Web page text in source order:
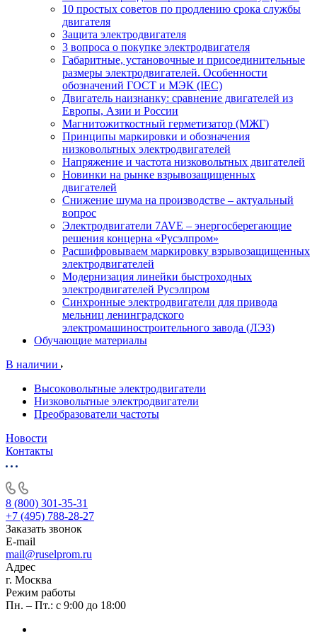
10 простых советов по продлению срока службы
двигателя
Защита электродвигателя
3 вопроса о покупке электродвигателя
Габаритные, установочные и присоединительные
размеры электродвигателей. Особенности
обозначений ГОСТ и МЭК (IEC)
Двигатель наизнанку: сравнение двигателей из
Европы, Азии и России
Магнитожиткостный герметизатор (МЖГ)
Принципы маркировки и обозначения
низковольтных электродвигателей
Напряжение и частота низковольтных двигателей
Новинки на рынке взрывозащищенных
двигателей
Снижение шума на производстве – актуальный
вопрос
Электродвигатели 7AVE – энергосберегающие
решения концерна «Русэлпром»
Расшифровываем маркировку взрывозащищенных
электродвигателей
Модернизация линейки быстроходных
электродвигателей Русэлпром
Синхронные электродвигатели для привода
мельниц ленинградского
электромашиностроительного завода (ЛЭЗ)
Обучающие материалы
В наличии
Высоковольтные электродвигатели
Низковольтные электродвигатели
Преобразователи частоты
Новости
Контакты
8 (800) 301-35-31
+7 (495) 788-28-27
Заказать звонок
E-mail
mail@ruselprom.ru
Адрес
г. Москва
Режим работы
Пн. – Пт.: с 9:00 до 18:00